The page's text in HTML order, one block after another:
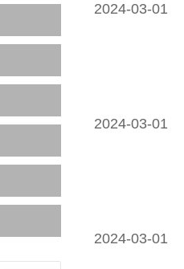
2024-03-01
2024-03-01
2024-03-01